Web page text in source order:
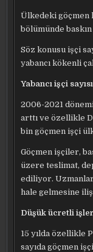
Ülkedeki
bölümünde
Söz konusu işçi
yabancı kökenli
Yabancı işçi
2006-2021
arttı ve özellikle
bin göçmen işçi
Göçmen işçiler,
üzere teslimat,
ediliyor.
hale gelmesine
Düşük ücretli
15 yılda özellikle
sayıda göçmen